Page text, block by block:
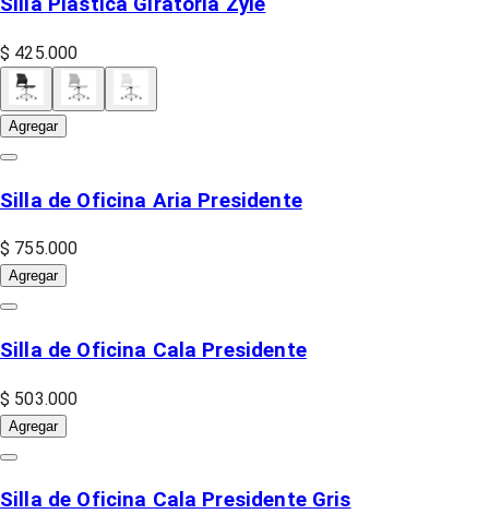
$ 425.000
Agregar
Silla de Oficina Aria Presidente
$ 755.000
Agregar
Silla de Oficina Cala Presidente
$ 503.000
Agregar
Silla de Oficina Cala Presidente Gris